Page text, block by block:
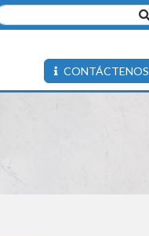
CONTÁCTENOS